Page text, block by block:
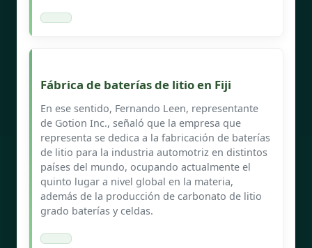
Fábrica de baterías de litio en Fiji
En ese sentido, Fernando Leen, representante
de Gotion Inc., señaló que la empresa que
representa se dedica a la fabricación de baterías
de litio para la industria automotriz en distintos
países del mundo, ocupando actualmente el
quinto lugar a nivel global en la materia,
además de la producción de carbonato de litio
grado baterías y celdas.